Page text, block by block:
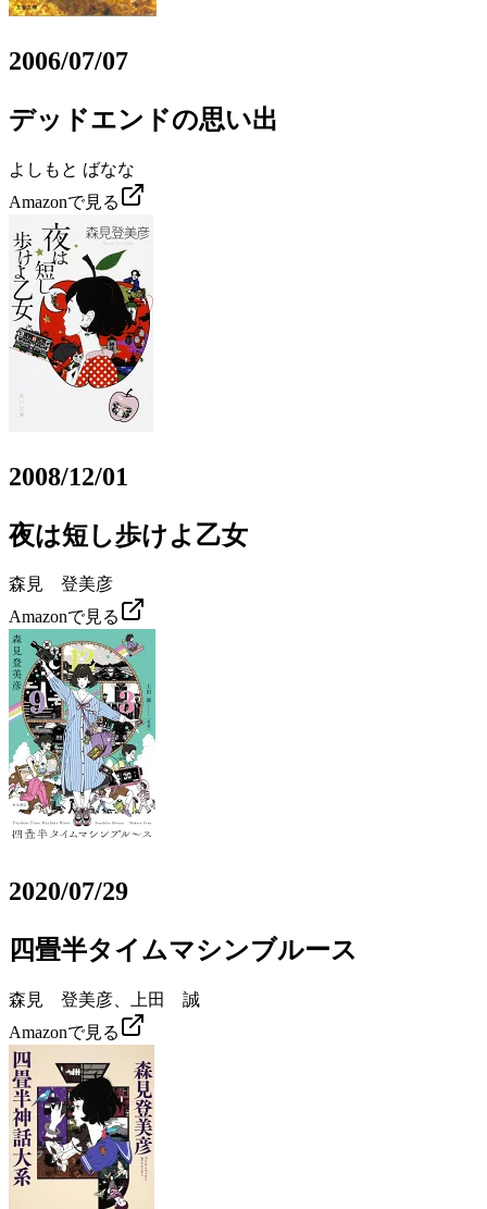
2006/07/07
デッドエンドの思い出
よしもと ばなな
Amazonで見る
2008/12/01
夜は短し歩けよ乙女
森見 登美彦
Amazonで見る
2020/07/29
四畳半タイムマシンブルース
森見 登美彦、上田 誠
Amazonで見る